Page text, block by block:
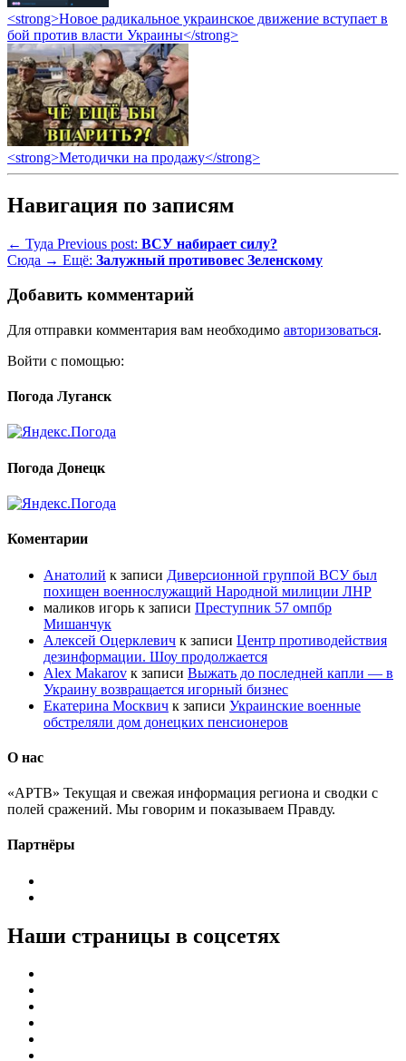
<strong>Новое радикальное украинское движение вступает в
бой против власти Украины</strong>
<strong>Методички на продажу</strong>
Навигация по записям
← Туда Previous post: ВСУ набирает силу?
Сюда → Ещё: Залужный противовес Зеленскому
Добавить комментарий
Для отправки комментария вам необходимо авторизоваться.
Войти с помощью:
Погода Луганск
Погода Донецк
Коментарии
Анатолий к записи Диверсионной группой ВСУ был
похищен военнослужащий Народной милиции ЛНР
маликов игорь к записи Преступник 57 омпбр
Мишанчук
Алексей Оцерклевич к записи Центр противодействия
дезинформации. Шоу продолжается
Alex Makarov к записи Выжать до последней капли — в
Украину возвращается игорный бизнес
Екатерина Москвич к записи Украинские военные
обстреляли дом донецких пенсионеров
О нас
«АРТВ» Текущая и свежая информация региона и сводки с
полей сражений. Мы говорим и показываем Правду.
Партнёры
Наши страницы в соцсетях